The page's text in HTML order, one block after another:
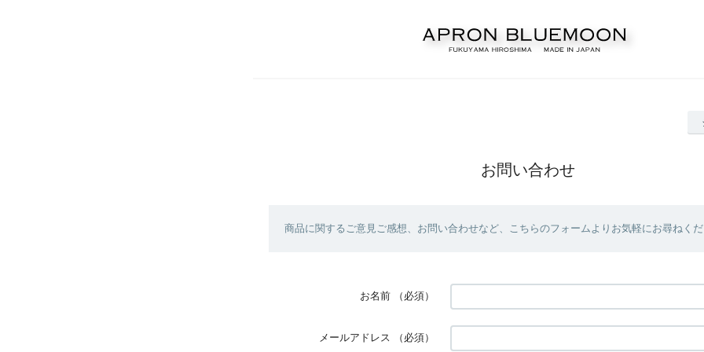
お問い合わせ
商品に関するご意見ご感想、お問い合わせなど、こちらのフォームよりお気軽にお尋ねくだ
お名前 （必須）
メールアドレス （必須）